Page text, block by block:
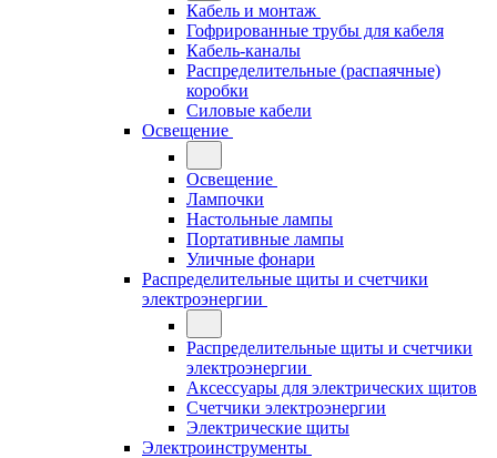
Кабель и монтаж
Гофрированные трубы для кабеля
Кабель-каналы
Распределительные (распаячные)
коробки
Силовые кабели
Освещение
Освещение
Лампочки
Настольные лампы
Портативные лампы
Уличные фонари
Распределительные щиты и счетчики
электроэнергии
Распределительные щиты и счетчики
электроэнергии
Аксессуары для электрических щитов
Счетчики электроэнергии
Электрические щиты
Электроинструменты